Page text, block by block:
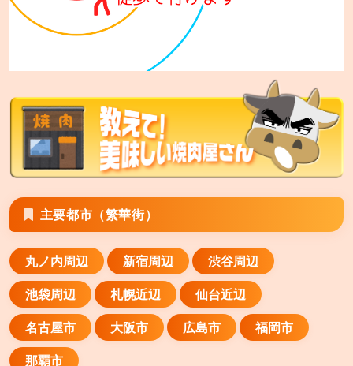
安楽亭 平塚四之宮店
平塚市四之宮6−4−32
安楽亭 八潮店
安楽亭 横須賀衣笠店
横須賀市山科台1−12
安楽亭 川崎南町店
川崎市川崎区南町21−6
安楽亭 霧ヶ丘店
横浜市緑区霧が丘2−9−8
安楽亭 川崎小田店
川崎市川崎区小田2−4−19
主要都市（繁華街）
丸ノ内周辺 新宿周辺
渋谷周辺
池袋周辺
札幌近辺
仙台近辺
名古屋市
大阪市 広島市
福岡市
那覇市